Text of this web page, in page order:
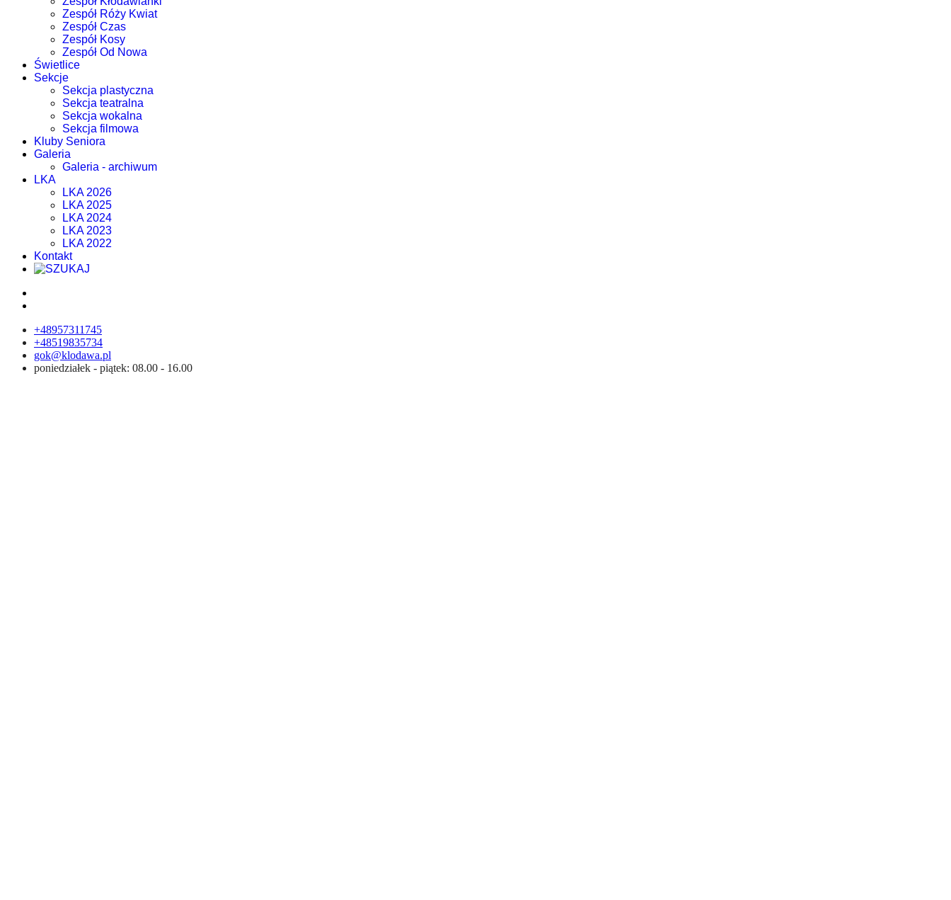
Zespół Róży Kwiat
Zespół Czas
Zespół Kosy
Zespół Od Nowa
Świetlice
Sekcje
Sekcja plastyczna
Sekcja teatralna
Sekcja wokalna
Sekcja filmowa
Kluby Seniora
Galeria
Galeria - archiwum
LKA
LKA 2026
LKA 2025
LKA 2024
LKA 2023
LKA 2022
Kontakt
+48957311745
+48519835734
gok@klodawa.pl
poniedziałek - piątek: 08.00 - 16.00